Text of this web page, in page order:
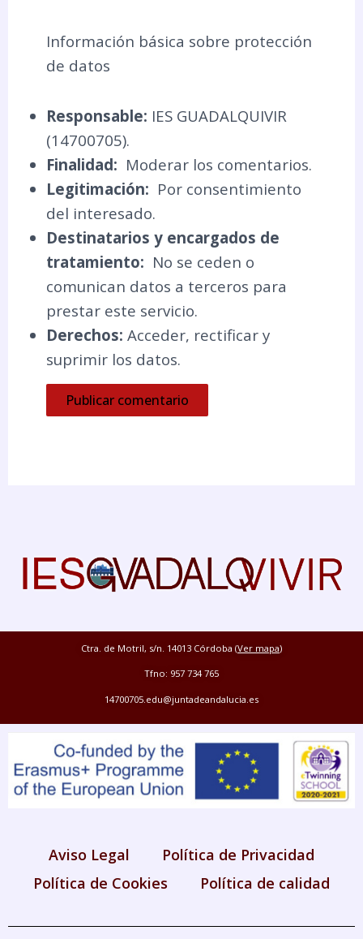
Información básica sobre protección
de datos
Responsable: IES GUADALQUIVIR
(14700705).
Finalidad: Moderar los comentarios.
Legitimación: Por consentimiento
del interesado.
Destinatarios y encargados de
tratamiento: No se ceden o
comunican datos a terceros para
prestar este servicio.
Derechos: Acceder, rectificar y
suprimir los datos.
Ctra. de Motril, s/n. 14013 Córdoba (Ver mapa)
Tfno: 957 734 765
14700705.edu@juntadeandalucia.es
Aviso Legal
Política de Privacidad
Política de Cookies
Política de calidad